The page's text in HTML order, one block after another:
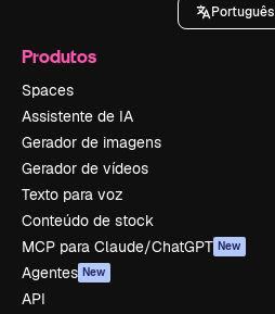
Português
Produtos
Spaces
Assistente de IA
Gerador de imagens
Gerador de vídeos
Texto para voz
Conteúdo de stock
MCP para Claude/ChatGPT New
Agentes New
API